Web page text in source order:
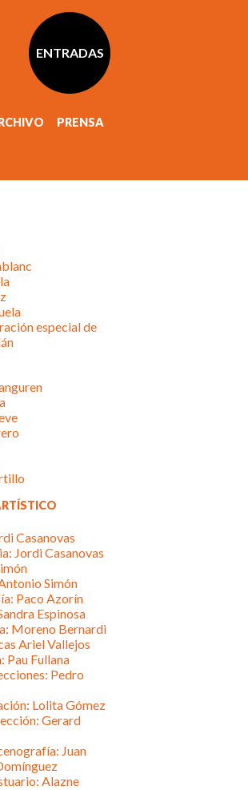
ENTRADAS
PRENSA
especial de
Casanovas
Jordi Casanovas
Simón
Paco Azorín
Espinosa
Moreno Bernardi
Ariel Vallejos
Pau Fullana
Pedro
Lolita Gómez
Gerard
Juan
Alazne